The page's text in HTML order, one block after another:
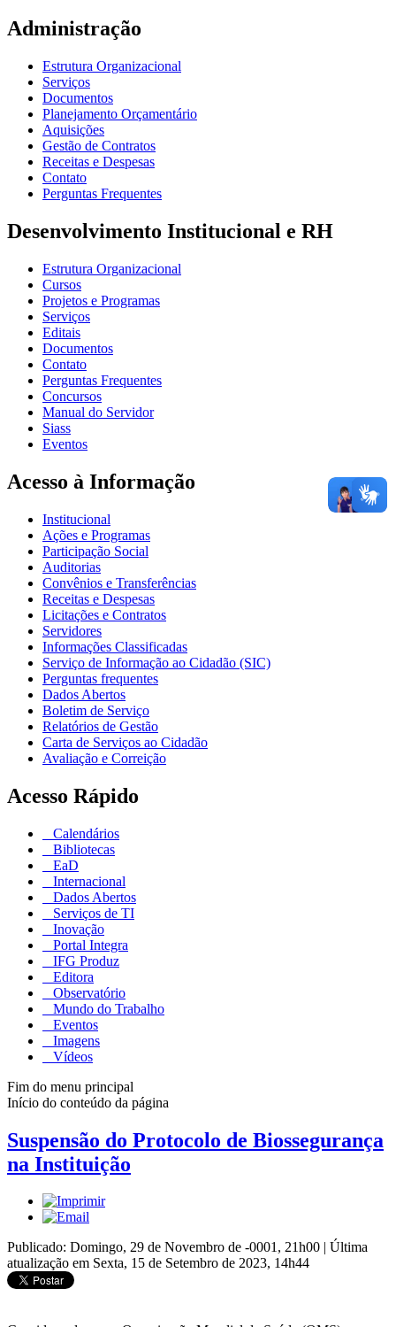
Administração
Estrutura Organizacional
Serviços
Documentos
Planejamento Orçamentário
Aquisições
Gestão de Contratos
Receitas e Despesas
Contato
Perguntas Frequentes
Desenvolvimento Institucional e RH
Estrutura Organizacional
Cursos
Projetos e Programas
Serviços
Editais
Documentos
Contato
Perguntas Frequentes
Concursos
Manual do Servidor
Siass
Eventos
Acesso à Informação
Institucional
Ações e Programas
Participação Social
Auditorias
Convênios e Transferências
Receitas e Despesas
Licitações e Contratos
Servidores
Informações Classificadas
Serviço de Informação ao Cidadão (SIC)
Perguntas frequentes
Dados Abertos
Boletim de Serviço
Relatórios de Gestão
Carta de Serviços ao Cidadão
Avaliação e Correição
Acesso Rápido
Calendários
Bibliotecas
EaD
Internacional
Dados Abertos
Serviços de TI
Inovação
Portal Integra
IFG Produz
Editora
Observatório
Mundo do Trabalho
Eventos
Imagens
Vídeos
Fim do menu principal
Início do conteúdo da página
Suspensão do Protocolo de Biossegurança
na Instituição
Publicado: Domingo, 29 de Novembro de -0001, 21h00 | Última
atualização em Sexta, 15 de Setembro de 2023, 14h44